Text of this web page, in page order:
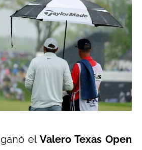
ganó el Valero Texas Open